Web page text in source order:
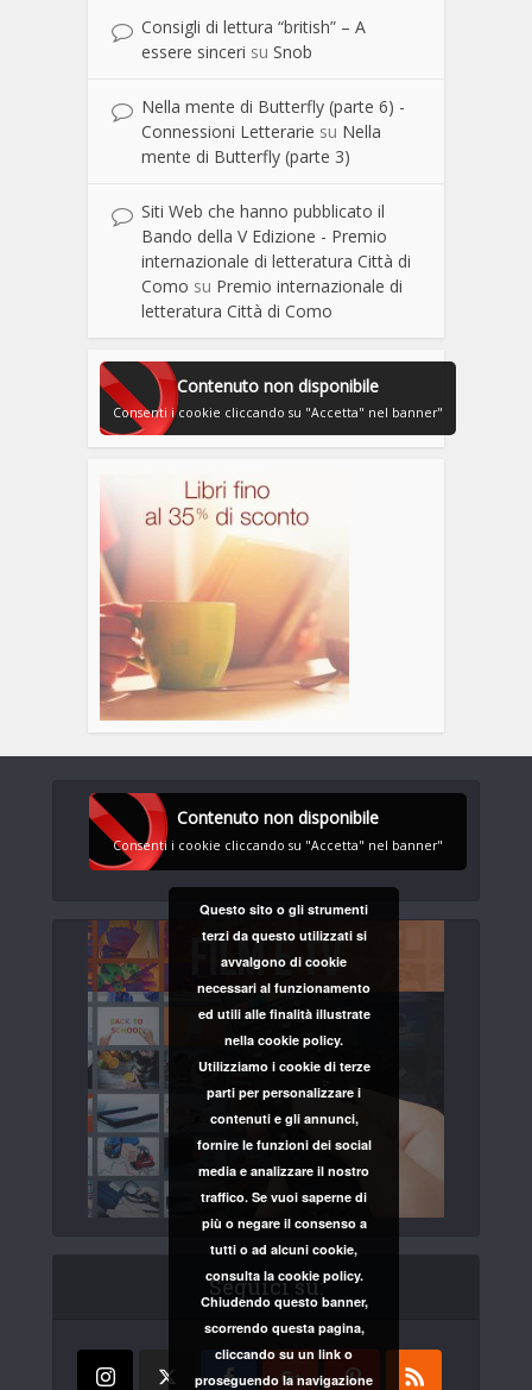
Consigli di lettura “british” – A
essere sinceri su Snob
Nella mente di Butterfly (parte 6) -
Connessioni Letterarie su Nella
mente di Butterfly (parte 3)
Siti Web che hanno pubblicato il
Bando della V Edizione - Premio
internazionale di letteratura Città di
Como su Premio internazionale di
letteratura Città di Como
Contenuto non disponibile
Consenti i cookie cliccando su "Accetta" nel banner"
Contenuto non disponibile
Consenti i cookie cliccando su "Accetta" nel banner"
Seguici su:
Questo sito o gli strumenti
terzi da questo utilizzati si
avvalgono di cookie
necessari al funzionamento
ed utili alle finalità illustrate
nella cookie policy.
Utilizziamo i cookie di terze
parti per personalizzare i
contenuti e gli annunci,
fornire le funzioni dei social
media e analizzare il nostro
traffico. Se vuoi saperne di
più o negare il consenso a
tutti o ad alcuni cookie,
consulta la cookie policy.
Chiudendo questo banner,
scorrendo questa pagina,
cliccando su un link o
proseguendo la navigazione